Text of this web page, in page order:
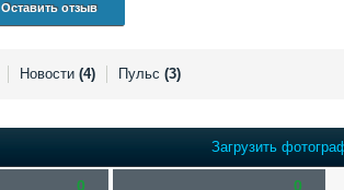
Оставить отзыв
Новости (4) Пульс (3)
Загрузить
0 0